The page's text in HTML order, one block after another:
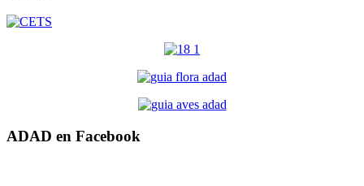
ADAD en Facebook